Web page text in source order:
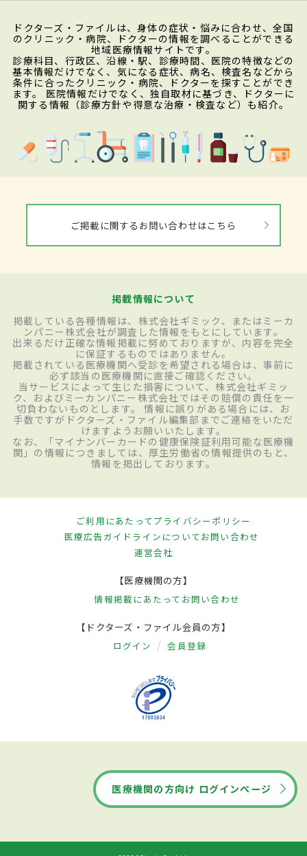
ドクターズ・ファイルは、身体の症状・悩みに合わせ、全国
のクリニック・病院、ドクターの情報を調べることができる
地域医療情報サイトです。
診療科目、行政区、沿線・駅、診療時間、医院の特徴などの
基本情報だけでなく、気になる症状、病名、検査名などから
条件に合ったクリニック・病院、ドクターを探すことができ
ます。 医院情報だけでなく、独自取材に基づき、ドクターに
関する情報（診療方針や得意な治療・検査など）も紹介。
ご掲載に関するお問い合わせはこちら
掲載情報について
掲載している各種情報は、株式会社ギミック、またはミーカ
ンパニー株式会社が調査した情報をもとにしています。
出来るだけ正確な情報掲載に努めておりますが、内容を完全
に保証するものではありません。
掲載されている医療機関へ受診を希望される場合は、事前に
必ず該当の医療機関に直接ご確認ください。
当サービスによって生じた損害について、株式会社ギミッ
ク、およびミーカンパニー株式会社ではその賠償の責任を一
切負わないものとします。 情報に誤りがある場合には、お
手数ですがドクターズ・ファイル編集部までご連絡をいただ
けますようお願いいたします。
なお、「マイナンバーカードの健康保険証利用可能な医療機
関」の情報につきましては、厚生労働省の情報提供のもと、
情報を掲出しております。
ご利用にあたってプライバシーポリシー
医療広告ガイドラインについてお問い合わせ
運営会社
【医療機関の方】
情報掲載にあたって お問い合わせ
【ドクターズ・ファイル会員の方】
ログイン 会員登録
医療機関の方向け ログインページ